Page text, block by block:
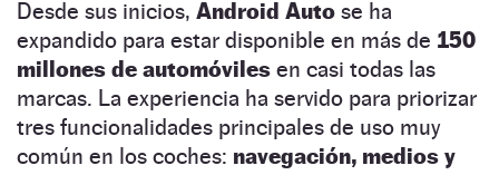
Desde sus inicios, Android Auto se ha
expandido para estar disponible en más de 150
millones de automóviles en casi todas las
marcas. La experiencia ha servido para priorizar
tres funcionalidades principales de uso muy
común en los coches: navegación, medios y